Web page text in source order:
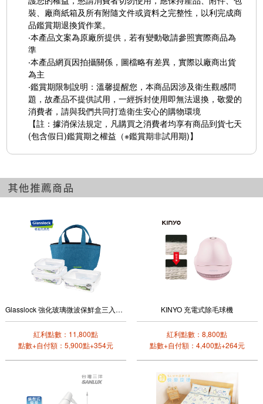
裝、廠商紙箱及所有附隨文件或資料之完整性，以利完成商
品鑑賞期退換貨作業。
‧本產品文案為原廠所提供，若有變動敬請參照實際商品為
準
‧本產品網頁因拍攝關係，圖檔略有差異，實際以廠商出貨
為主
‧鑑賞期限制說明：溫馨提醒您，本商品因涉及衛生觀感問
題，故產品不提供試用，一經拆封使用即無法退換，敬愛的
消費者，請與我們共同打造衛生安心的購物環境
【註：據消保法規定，凡購買之消費者均享有商品到貨七天
(包含假日)鑑賞期之權益（※鑑賞期非試用期)】
Glasslock 強化玻璃微波保鮮盒三入提袋組
紅利點數：11,800點
點數+自付額：5,900點+354元
KINYO 充電式除毛球機
紅利點數：8,800點
點數+自付額：4,400點+264元